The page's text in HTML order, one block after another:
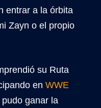
entrar a la órbita
Zayn o el propio
su Ruta
en WWE
ganar la